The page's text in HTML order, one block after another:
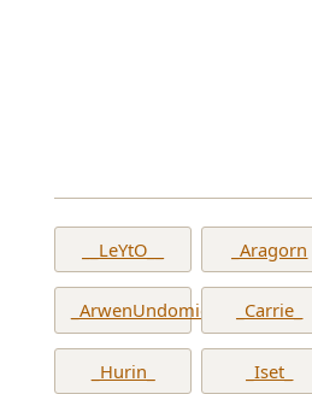
__LeYtO__ _Aragorn
_ArwenUndomiel_ _Carrie_
_Hurin_ _Iset_